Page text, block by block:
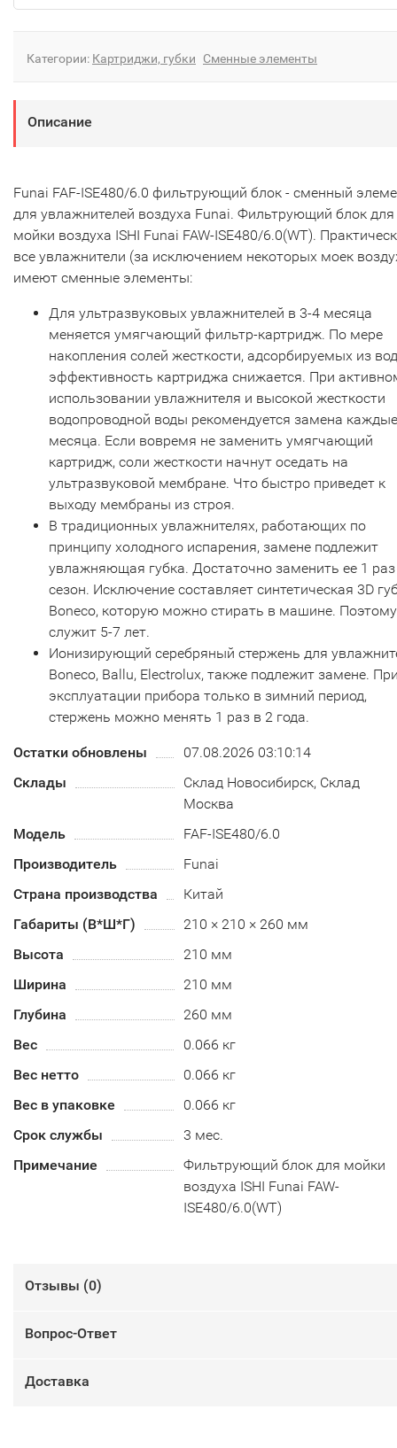
Категории: Картриджи, губки Сменные элементы
Описание
Funai FAF-ISE480/6.0 фильтрующий блок - сменный
для увлажнителей воздуха Funai. Фильтрующий блок для
мойки воздуха ISHI Funai FAW-ISE480/6.0(WT).
все увлажнители (за исключением некоторых моек
имеют сменные элементы:
Для ультразвуковых увлажнителей в 3-4 месяца
меняется умягчающий фильтр-картридж. По мере
накопления солей жесткости, адсорбируемых из
эффективность картриджа снижается. При
использовании увлажнителя и высокой жесткости
водопроводной воды рекомендуется замена
месяца. Если вовремя не заменить умягчающий
картридж, соли жесткости начнут оседать на
ультразвуковой мембране. Что быстро приведет к
выходу мембраны из строя.
В традиционных увлажнителях, работающих по
принципу холодного испарения, замене подлежит
увлажняющая губка. Достаточно заменить ее 1 раз
сезон. Исключение составляет синтетическая 3D
Boneco, которую можно стирать в машине.
служит 5-7 лет.
Ионизирующий серебряный стержень для
Boneco, Ballu, Electrolux, также подлежит замене.
эксплуатации прибора только в зимний период,
стержень можно менять 1 раз в 2 года.
Остатки обновлены
07.08.2026 03:10:14
Склады
Склад Новосибирск, Склад
Москва
Модель
FAF-ISE480/6.0
Производитель
Funai
Страна производства
Китай
Габариты (В*Ш*Г)
210 × 210 × 260 мм
Высота
210 мм
Ширина
210 мм
Глубина
260 мм
Вес
0.066 кг
Вес нетто
0.066 кг
Вес в упаковке
0.066 кг
Срок службы
3 мес.
Примечание
Фильтрующий блок для мойки
воздуха ISHI Funai FAW-
ISE480/6.0(WT)
Отзывы (0)
Вопрос-Ответ
Доставка